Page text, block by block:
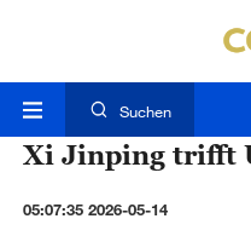
Suchen
Xi Jinping trifft
05:07:35 2026-05-14